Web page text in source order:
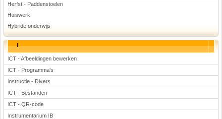
Herfst - Paddenstoelen
Huiswerk
Hybride onderwijs
I
ICT - Afbeeldingen bewerken
ICT - Programma's
Instructie - Divers
ICT - Bestanden
ICT - QR-code
Instrumentarium IB